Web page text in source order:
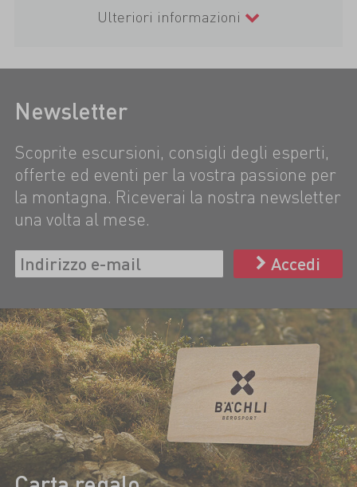
Ulteriori informazioni
Newsletter
Scoprite escursioni, consigli degli esperti,
offerte ed eventi per la vostra passione per
la montagna. Riceverai la nostra newsletter
una volta al mese.
Accedi